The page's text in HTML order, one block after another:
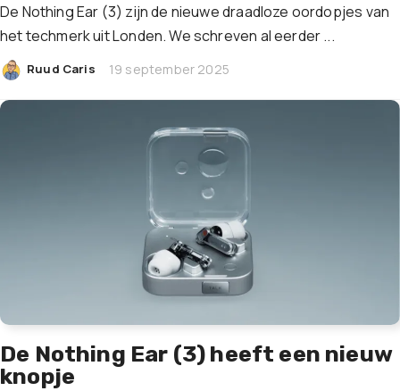
De Nothing Ear (3) zijn de nieuwe draadloze oordopjes van
het techmerk uit Londen. We schreven al eerder ...
Ruud Caris 19 september 2025
De Nothing Ear (3) heeft een nieuw
knopje